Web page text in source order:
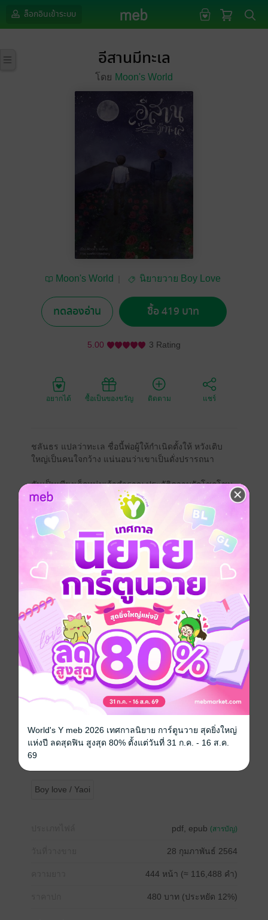
ล็อกอินเข้าระบบ
อีสานมีทะเล
โดย Moon's World
Moon's World
นิยายวาย Boy Love
ทดลองอ่าน ซื้อ 419 บาท
5.00 3 Rating
อยากได้ ซื้อเป็นของขวัญ ติดตาม แชร์
ชลันธร แปลว่าทะเล ชื่อนี้พ่อผู้ให้กำเนิดตั้งให้ หวังเติบ
ใหญ่เป็นคนใจกว้าง แน่นอนว่าเขาเป็นดั่งปรารถนา
ลันเป็นเพียงเด็กหนุ่มเจ้าสำราญ ประวัติความรักโชกโชน
ไม่ใช่เล่น ใจกว้างเปิดรับใครต่อใครได้เข้ามาศึกษา
ทว่าผ่านไปคนแล้วคนเล่าก็ดูจะยังไม่ใช่ เพราะคนที่เข้ามา
ล้วนแล้วแต่เห็นคุณค่าภายนอกมากกว่า
จากความจริงใจเมื่อยังเด็กเลยกลายเป็นเพียงความสัมพันธ์
อันฉาบฉวยเรื่อยมา
แต่แล้ว...ชีวิตรักครั้งล่าสุดที่หมายจะลงเอยฝากชีวิตมีอัน
ต้องยุติ ทำให้นักศึกษาปีสี่คณะบริหารธุรกิจคนนี้
กลายเป็นคนอกหักจนต้องพักหัวใจด้วยการระเห็จไปยัง
จังหวัดหนึ่งทางภาคอีสานร่วมกับเพื่อนๆ ค่ายอาสา
ในวันที่อากาศหนาวย่ำกราย ณ สุดขอบชายแดน
ประเทศไทยนี้เอง เขาก็ได้พบกับใครคนหนึ่ง
คนนี้เองที่ทำให้ได้รู้ว่ารักแท้เป็นเช่นไร
#อีสานมีทะเล
Boy love / Yaoi
pdf, epub (สารบัญ)
28 กุมภาพันธ์ 2564
444 หน้า (≈ 116,488 คำ)
480 บาท (ประหยัด 12%)
World's Y meb 2026 เทศกาลนิยาย การ์ตูนวาย สุดยิ่งใหญ่
แห่งปี ลดสุดฟิน สูงสุด 80% ตั้งแต่วันที่ 31 ก.ค. - 16 ส.ค.
69